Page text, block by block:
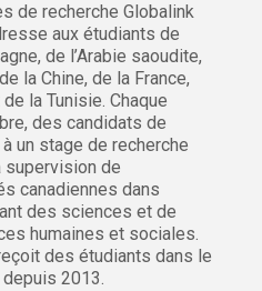
de recherche Globalink
aux étudiants de
de l’Arabie saoudite,
la Chine, de la France,
la Tunisie. Chaque
des candidats de
un stage de recherche
de
canadiennes dans
des sciences et de
humaines et sociales.
des étudiants dans le
2013.